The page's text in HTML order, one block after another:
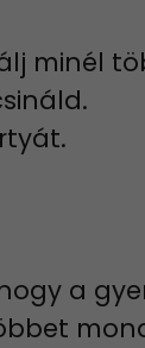
minél
a